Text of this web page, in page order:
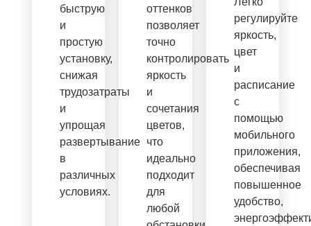
быструю
и
простую
установку,
снижая
трудозатраты
и
упрощая
развертывание
в
различных
условиях.
оттенков
позволяет
точно
контролировать
яркость
и
сочетания
цветов,
что
идеально
подходит
для
любой
регулируйте
яркость,
цвет
и
расписание
с
помощью
мобильного
приложения,
обеспечивая
повышенное
удобство,